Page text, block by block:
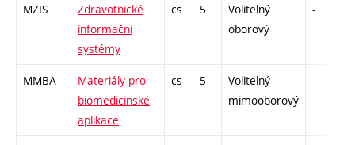
MZIS
Zdravotnické
informační
systémy
cs 5
Volitelný
oborový
-
MMBA
Materiály pro
biomedicinské
aplikace
cs 5
Volitelný
mimooborový
-